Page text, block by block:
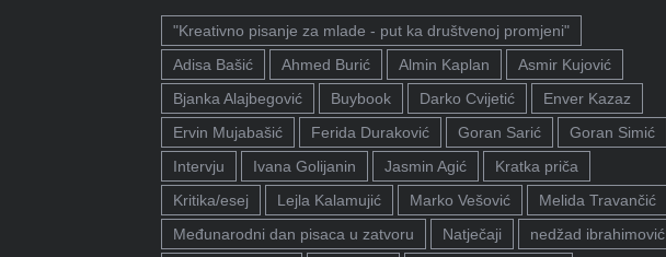
"Kreativno pisanje za mlade - put ka društvenoj promjeni"
Adisa Bašić
Ahmed Burić Almin Kaplan
Asmir Kujović
Bjanka Alajbegović
Buybook Darko Cvijetić
Enver Kazaz
Ervin Mujabašić
Ferida Duraković Goran Sarić
Goran Simić
Intervju
Ivana Golijanin Jasmin Agić
Kratka priča
Kritika/esej
Lejla Kalamujić Marko Vešović
Melida Travančić
Međunarodni dan pisaca u zatvoru
Natječaji
nedžad ibrahimović